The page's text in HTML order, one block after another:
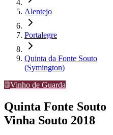
Alentejo
Portalegre
Quinta da Fonte Souto
(Symington)
Vinho de Guarda
Quinta Fonte Souto
Vinha Souto 2018